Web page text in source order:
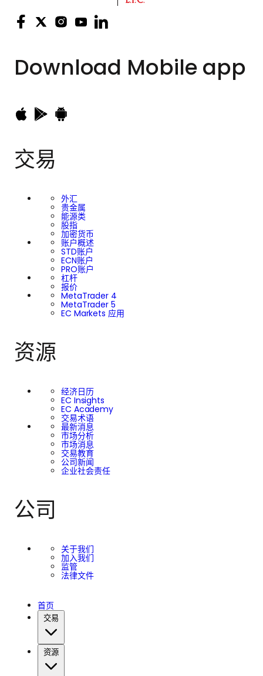
Download Mobile app
交易
外汇
贵金属
能源类
股指
加密货币
账户概述
STD账户
ECN账户
PRO账户
杠杆
报价
MetaTrader 4
MetaTrader 5
EC Markets 应用
资源
经济日历
EC Insights
EC Academy
交易术语
最新消息
市场分析
市场消息
交易教育
公司新闻
企业社会责任
公司
关于我们
加入我们
监管
法律文件
首页
交易
资源